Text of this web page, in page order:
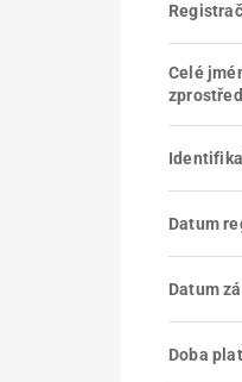
Celé
Datum
Datum
Doba